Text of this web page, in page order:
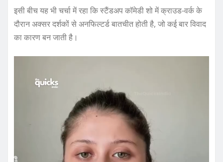
इसी बीच यह भी चर्चा में रहा कि स्टैंडअप कॉमेडी शो में क्राउड-वर्क के
दौरान अक्सर दर्शकों से अनफिल्टर्ड बातचीत होती है, जो कई बार विवाद
का कारण बन जाती है।